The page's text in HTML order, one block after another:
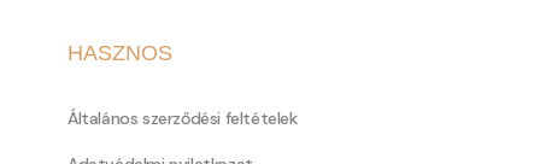
HASZNOS
Általános szerződési feltételek